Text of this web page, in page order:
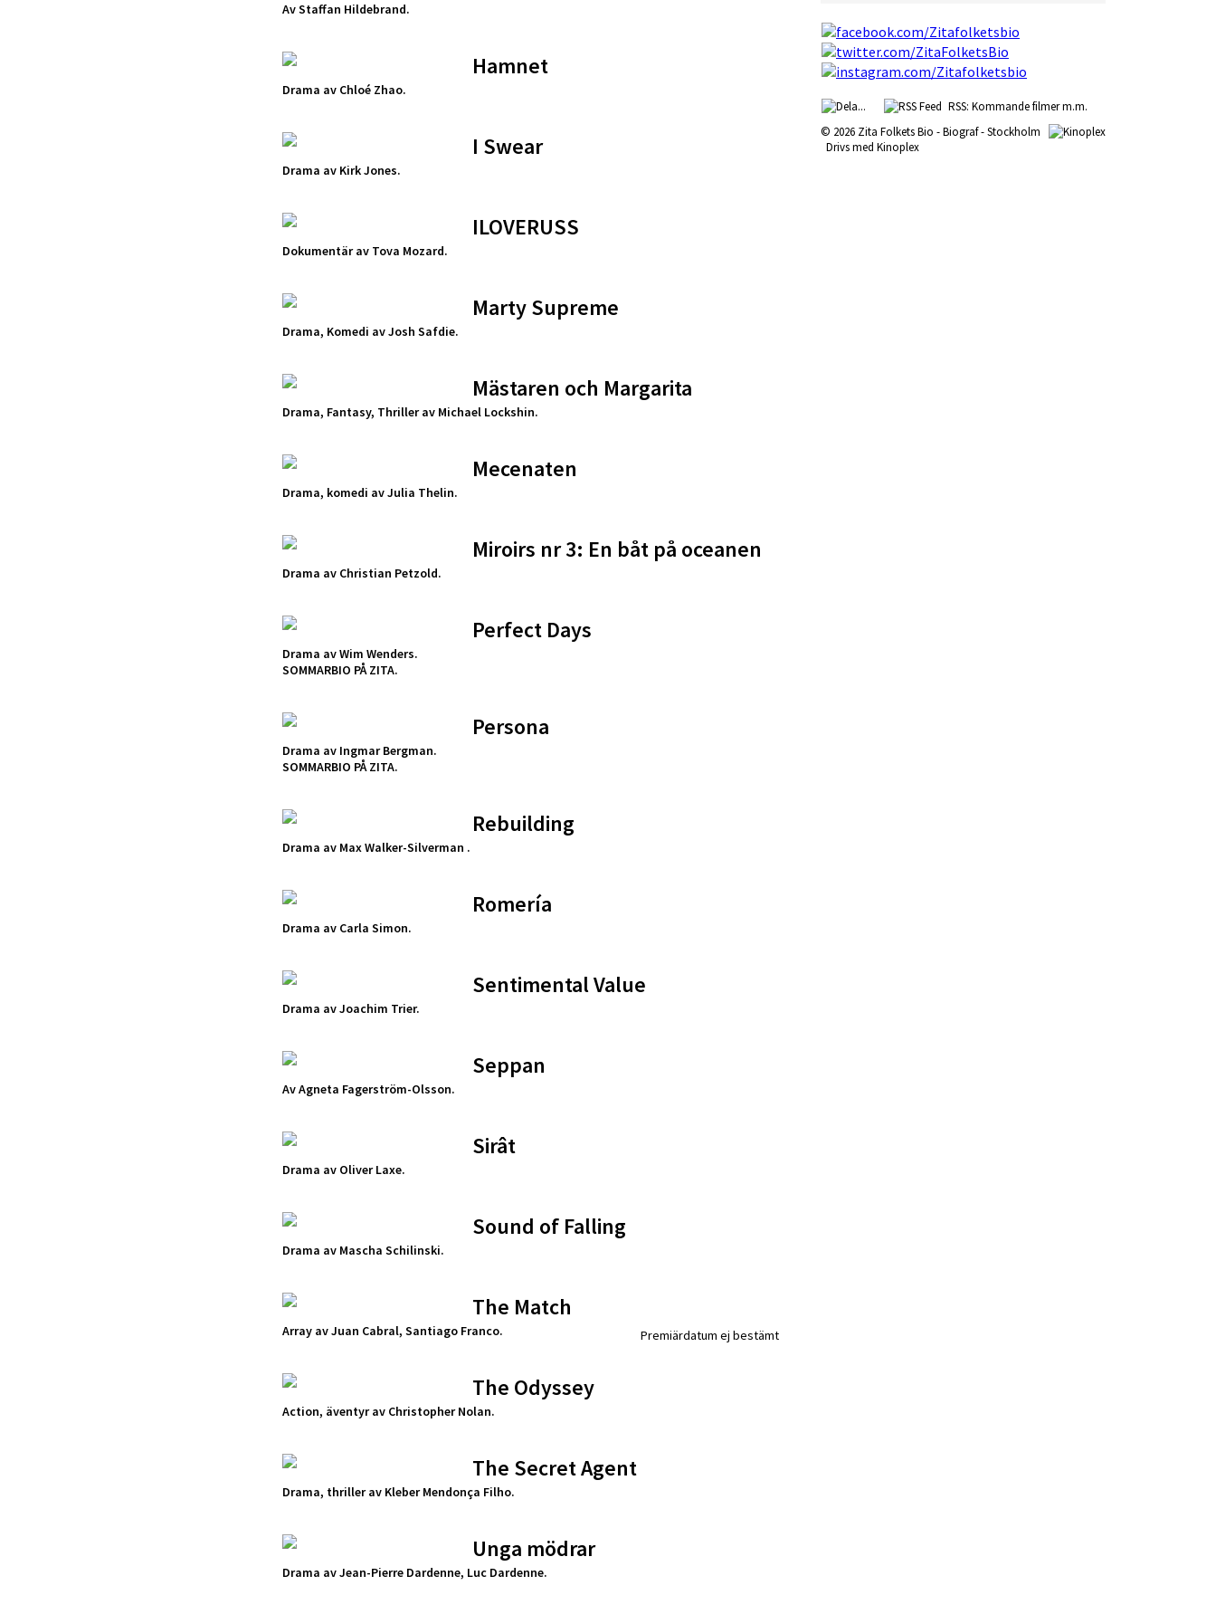
RSS: Kommande filmer m.m.
© 2026 Zita Folkets Bio - Biograf - Stockholm
Drivs med Kinoplex
Av Staffan Hildebrand.
Hamnet
Drama av Chloé Zhao.
I Swear
Drama av Kirk Jones.
ILOVERUSS
Dokumentär av Tova Mozard.
Marty Supreme
Drama, Komedi av Josh Safdie.
Mästaren och Margarita
Drama, Fantasy, Thriller av Michael Lockshin.
Mecenaten
Drama, komedi av Julia Thelin.
Miroirs nr 3: En båt på oceanen
Drama av Christian Petzold.
Perfect Days
Drama av Wim Wenders.
SOMMARBIO PÅ ZITA.
Persona
Drama av Ingmar Bergman.
SOMMARBIO PÅ ZITA.
Rebuilding
Drama av Max Walker-Silverman .
Romería
Drama av Carla Simon.
Sentimental Value
Drama av Joachim Trier.
Seppan
Av Agneta Fagerström-Olsson.
Sirât
Drama av Oliver Laxe.
Sound of Falling
Drama av Mascha Schilinski.
The Match
Array av Juan Cabral, Santiago Franco. Premiärdatum ej bestämt
The Odyssey
Action, äventyr av Christopher Nolan.
The Secret Agent
Drama, thriller av Kleber Mendonça Filho.
Unga mödrar
Drama av Jean-Pierre Dardenne, Luc Dardenne.